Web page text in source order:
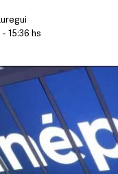
15:36 hs